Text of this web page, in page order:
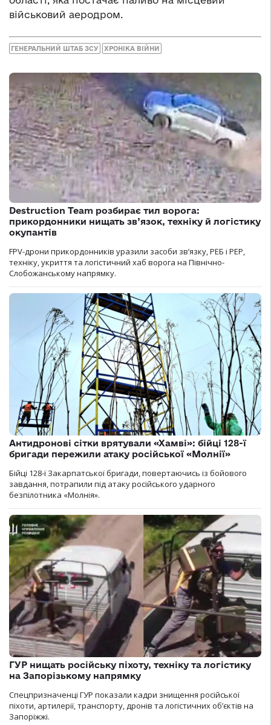
військовий аеродром.
ГЕНЕРАЛЬНИЙ ШТАБ ЗСУ ХРОНІКА ВІЙНИ
Destruction Team розбирає тил ворога:
прикордонники нищать зв’язок, техніку й логістику
окупантів
FPV-дрони прикордонників уразили засоби зв’язку, РЕБ і РЕР,
техніку, укриття та логістичний хаб ворога на Північно-
Слобожанському напрямку.
Антидронові сітки врятували «Хамві»: бійці 128-ї
бригади пережили атаку російської «Молнії»
Бійці 128-ї Закарпатської бригади, повертаючись із бойового
завдання, потрапили під атаку російського ударного
безпілотника «Молнія».
ГУР нищать російську піхоту, техніку та логістику
на Запорізькому напрямку
Спецпризначенці ГУР показали кадри знищення російської
піхоти, артилерії, транспорту, дронів та логістичних об’єктів на
Запоріжжі.